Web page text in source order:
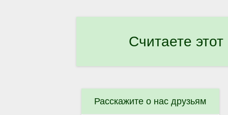
Считаете
Расскажите о нас друзьям